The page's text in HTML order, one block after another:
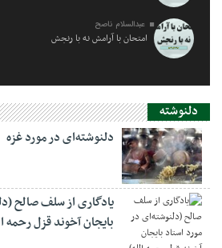
عبدالسلام ناصح
امتحان با آرامش نه با رنجش
دلنوشته
دلنوشته‌ای در مورد غزه
یادگاری از سلف صالح
بایجان آخوند قزل رحمه